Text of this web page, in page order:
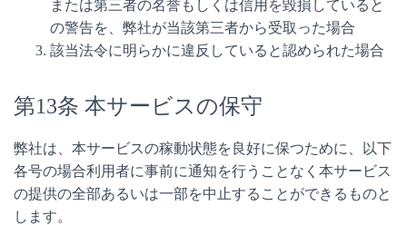
または第三者の名誉もしくは信用を毀損していると
の警告を、弊社が当該第三者から受取った場合
該当法令に明らかに違反していると認められた場合
第13条 本サービスの保守
弊社は、本サービスの稼動状態を良好に保つために、以下
各号の場合利用者に事前に通知を行うことなく本サービス
の提供の全部あるいは一部を中止することができるものと
します。